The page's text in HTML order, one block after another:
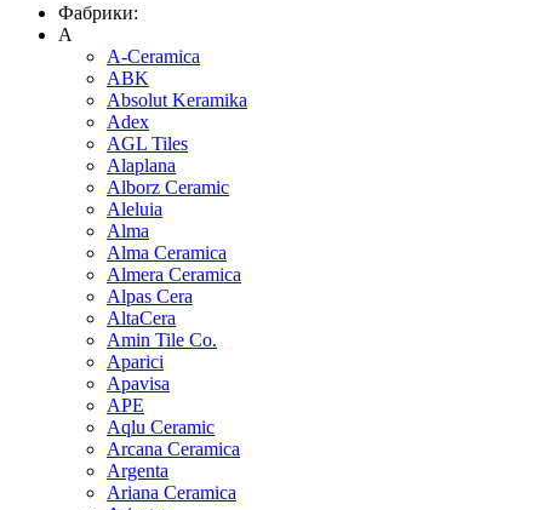
Фабрики:
A
A-Ceramica
ABK
Absolut Keramika
Adex
AGL Tiles
Alaplana
Alborz Ceramic
Aleluia
Alma
Alma Ceramica
Almera Ceramica
Alpas Cera
AltaCera
Amin Tile Co.
Aparici
Apavisa
APE
Aqlu Ceramic
Arcana Ceramica
Argenta
Ariana Ceramica